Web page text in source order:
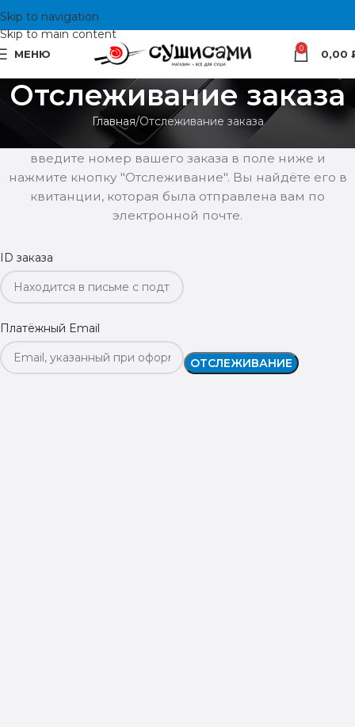
Skip to navigation
Skip to main content
МЕНЮ 0 0,00
Отслеживание заказа
Главная Отслеживание заказа
Для отслеживания вашего заказа, пожалуйста,
введите номер вашего заказа в поле ниже и
нажмите кнопку "Отслеживание". Вы найдёте его в
квитанции, которая была отправлена вам по
электронной почте.
ID заказа
Платёжный Email
ОТСЛЕЖИВАНИЕ